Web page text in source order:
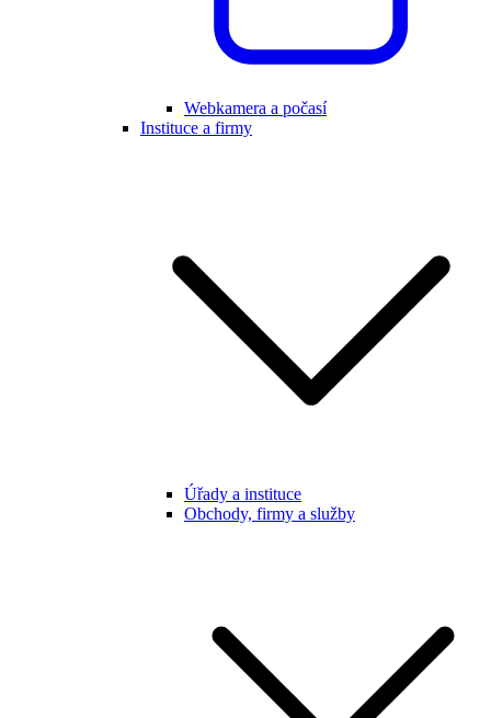
Webkamera a počasí
Instituce a firmy
Úřady a instituce
Obchody, firmy a služby